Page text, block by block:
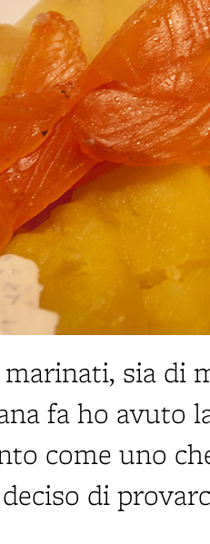
sia di
fa ho avuto
come uno
di